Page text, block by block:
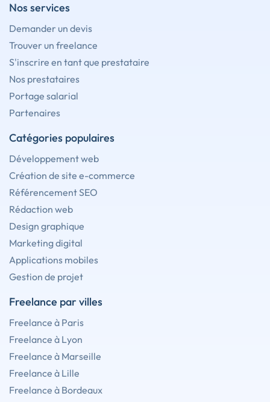
Nos services
Demander un devis
Trouver un freelance
S'inscrire en tant que prestataire
Nos prestataires
Portage salarial
Partenaires
Catégories populaires
Développement web
Création de site e-commerce
Référencement SEO
Rédaction web
Design graphique
Marketing digital
Applications mobiles
Gestion de projet
Freelance par villes
Freelance à Paris
Freelance à Lyon
Freelance à Marseille
Freelance à Lille
Freelance à Bordeaux